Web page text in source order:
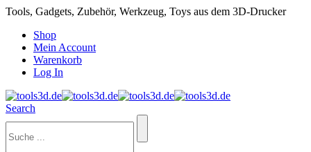
Tools, Gadgets, Zubehör, Werkzeug, Toys aus dem 3D-Drucker
Shop
Mein Account
Warenkorb
Log In
Search